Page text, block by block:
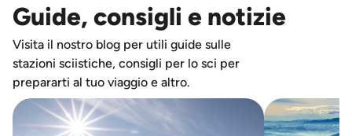
Guide, consigli e notizie
Visita il nostro blog per utili guide sulle
stazioni sciistiche, consigli per lo sci per
prepararti al tuo viaggio e altro.